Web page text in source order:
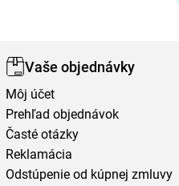
Vaše objednávky
Môj účet
Prehľad objednávok
Časté otázky
Reklamácia
Odstúpenie od kúpnej zmluvy